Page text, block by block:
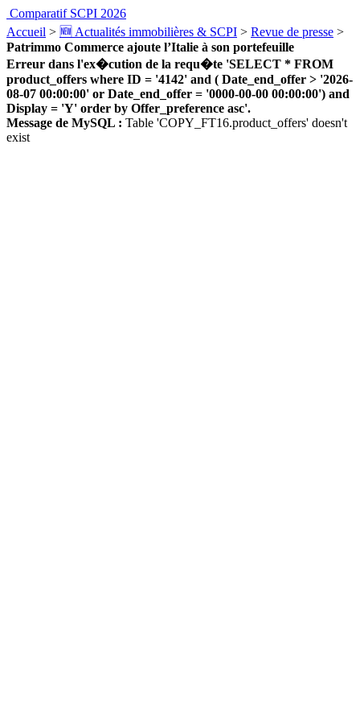
Comparatif SCPI 2026
Accueil > 🆕 Actualités immobilières & SCPI > Revue de presse >
Patrimmo Commerce ajoute l’Italie à son portefeuille
Erreur dans l'ex�cution de la requ�te 'SELECT * FROM
product_offers where ID = '4142' and ( Date_end_offer > '2026-
08-07 00:00:00' or Date_end_offer = '0000-00-00 00:00:00') and
Display = 'Y' order by Offer_preference asc'.
Message de MySQL : Table 'COPY_FT16.product_offers' doesn't
exist